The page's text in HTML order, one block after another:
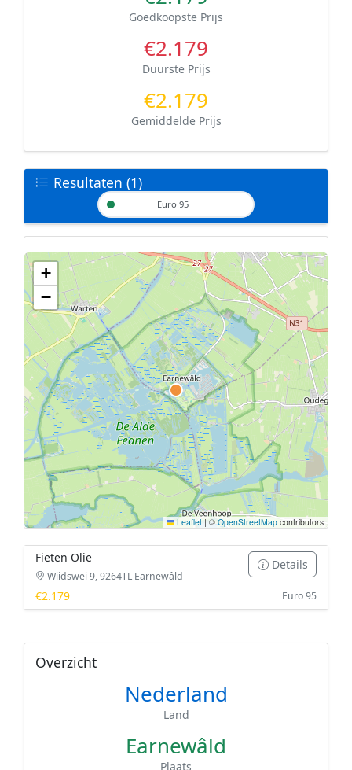
Goedkoopste Prijs
€2.179
Duurste Prijs
€2.179
Gemiddelde Prijs
Resultaten (1)
Euro 95
Geen tankstations met locatiegegevens gevonden.
De kaart kan niet worden weergegeven zonder GPS coördinaten.
+
−
Leaflet | ©OpenStreetMap contributors
Fieten Olie
Wiidswei 9, 9264TL Earnewâld
Details
€2.179 Euro 95
Overzicht
Nederland
Land
Earnewâld
Plaats